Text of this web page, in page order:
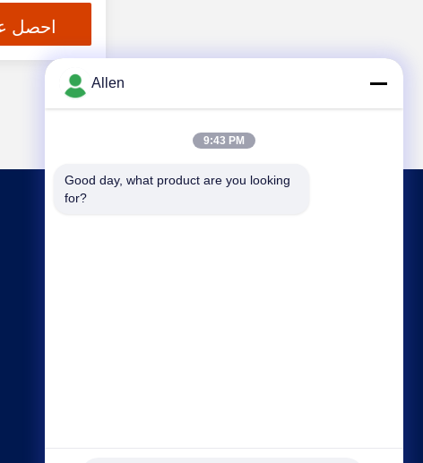
احصل
Allen
9:43 PM
Good day, what product are you looking
for?